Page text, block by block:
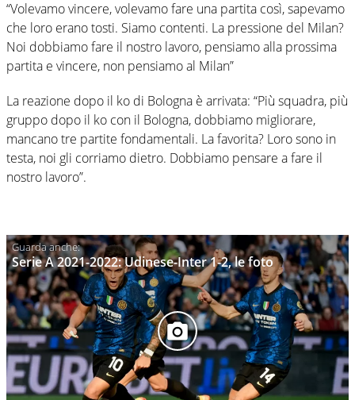
“Volevamo vincere, volevamo fare una partita così, sapevamo
che loro erano tosti. Siamo contenti. La pressione del Milan?
Noi dobbiamo fare il nostro lavoro, pensiamo alla prossima
partita e vincere, non pensiamo al Milan”
La reazione dopo il ko di Bologna è arrivata: “Più squadra, più
gruppo dopo il ko con il Bologna, dobbiamo migliorare,
mancano tre partite fondamentali. La favorita? Loro sono in
testa, noi gli corriamo dietro. Dobbiamo pensare a fare il
nostro lavoro”.
Serie A 2021-2022: Udinese-Inter 1-2, le foto